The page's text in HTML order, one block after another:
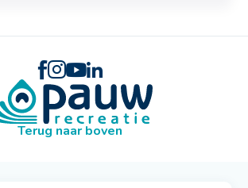
Terug naar boven